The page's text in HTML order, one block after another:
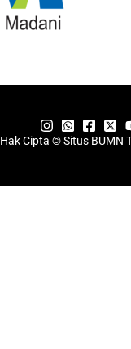
Hak Cipta © Situs BUMN